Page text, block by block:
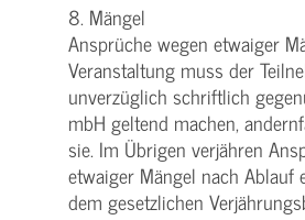
8. Mängel
Ansprüche wegen etwaiger
Veranstaltung muss der
unverzüglich schriftlich
mbH geltend machen,
sie. Im Übrigen verjähren
etwaiger Mängel nach Ablauf
dem gesetzlichen